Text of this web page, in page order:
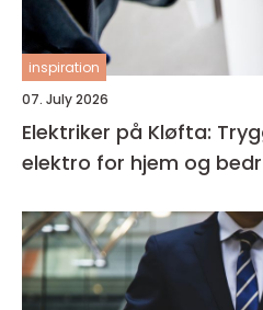
inspiration
07. July 2026
Elektriker på Kløfta:
elektro for hjem og